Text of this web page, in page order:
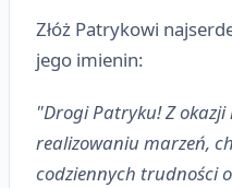
Złóż Patrykowi
jego imienin:
"Drogi Patryku! Z
realizowaniu marzeń,
codziennych trudności